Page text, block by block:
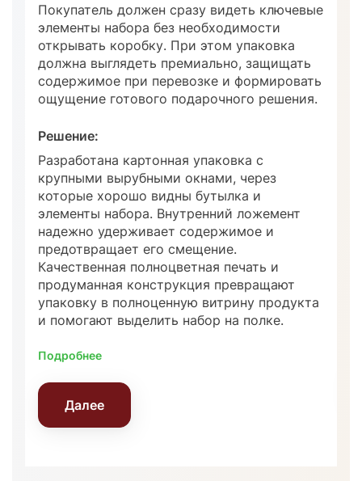
Покупатель должен сразу видеть ключевые
элементы набора без необходимости
открывать коробку. При этом упаковка
должна выглядеть премиально, защищать
содержимое при перевозке и формировать
ощущение готового подарочного решения.
Решение:
Разработана картонная упаковка с
крупными вырубными окнами, через
которые хорошо видны бутылка и
элементы набора. Внутренний ложемент
надежно удерживает содержимое и
предотвращает его смещение.
Качественная полноцветная печать и
продуманная конструкция превращают
упаковку в полноценную витрину продукта
и помогают выделить набор на полке.
Подробнее
Далее